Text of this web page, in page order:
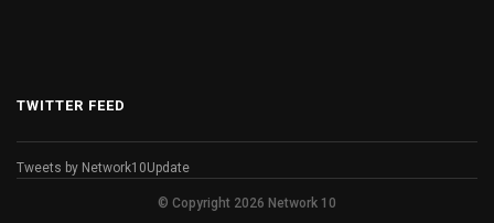
TWITTER FEED
Tweets by Network10Update
© Copyright 2026 Network 10